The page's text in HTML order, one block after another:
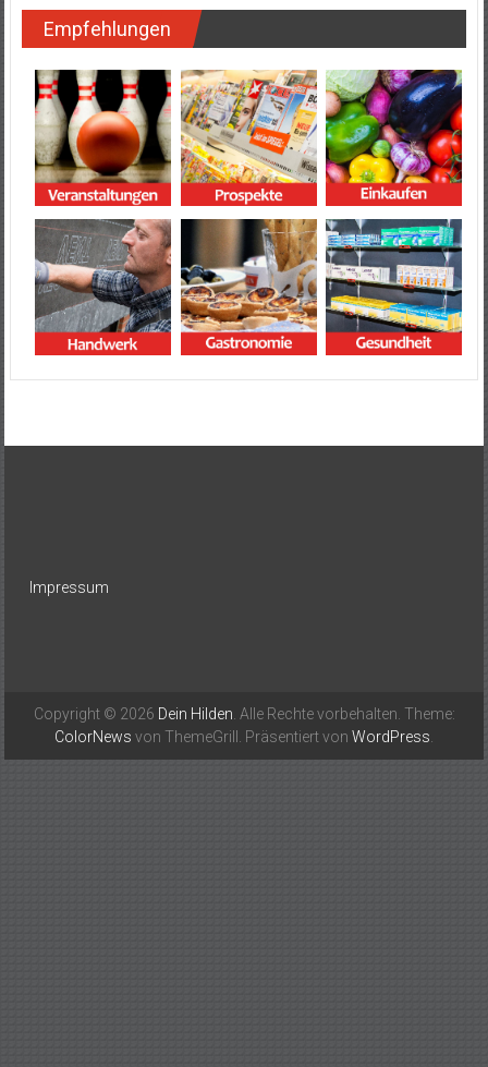
Empfehlungen
Impressum
Copyright © 2026 Dein Hilden . Alle Rechte vorbehalten. Theme:
ColorNews von ThemeGrill. Präsentiert von WordPress